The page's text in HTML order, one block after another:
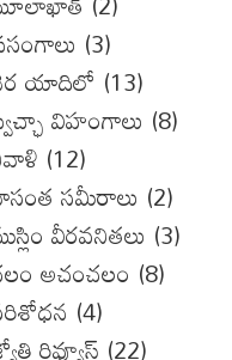
(3)
యాదిలో (13)
విహంగాలు (8)
(12)
సమీరాలు (2)
వీరవనితలు (3)
అచంచలం (8)
(4)
రివ్యూస్ (22)